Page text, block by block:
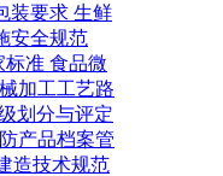
装要求 生鲜
安全规范
标准 食品微
加工工艺路
划分与评定
产品档案管
造技术规范